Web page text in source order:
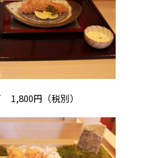
1,800円（税別）